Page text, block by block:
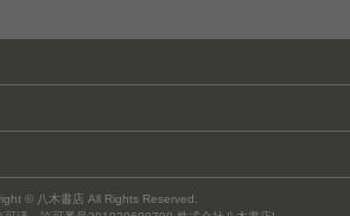
© 八木書店 All Rights Reserved.